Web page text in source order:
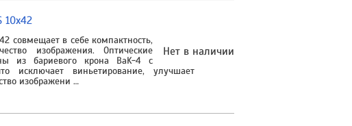
Нет в наличии
10x42
совмещает в себе компактность,
изображения. Оптические
из бариевого крона BaK-4 с
исключает виньетирование, улучшает
изображени …